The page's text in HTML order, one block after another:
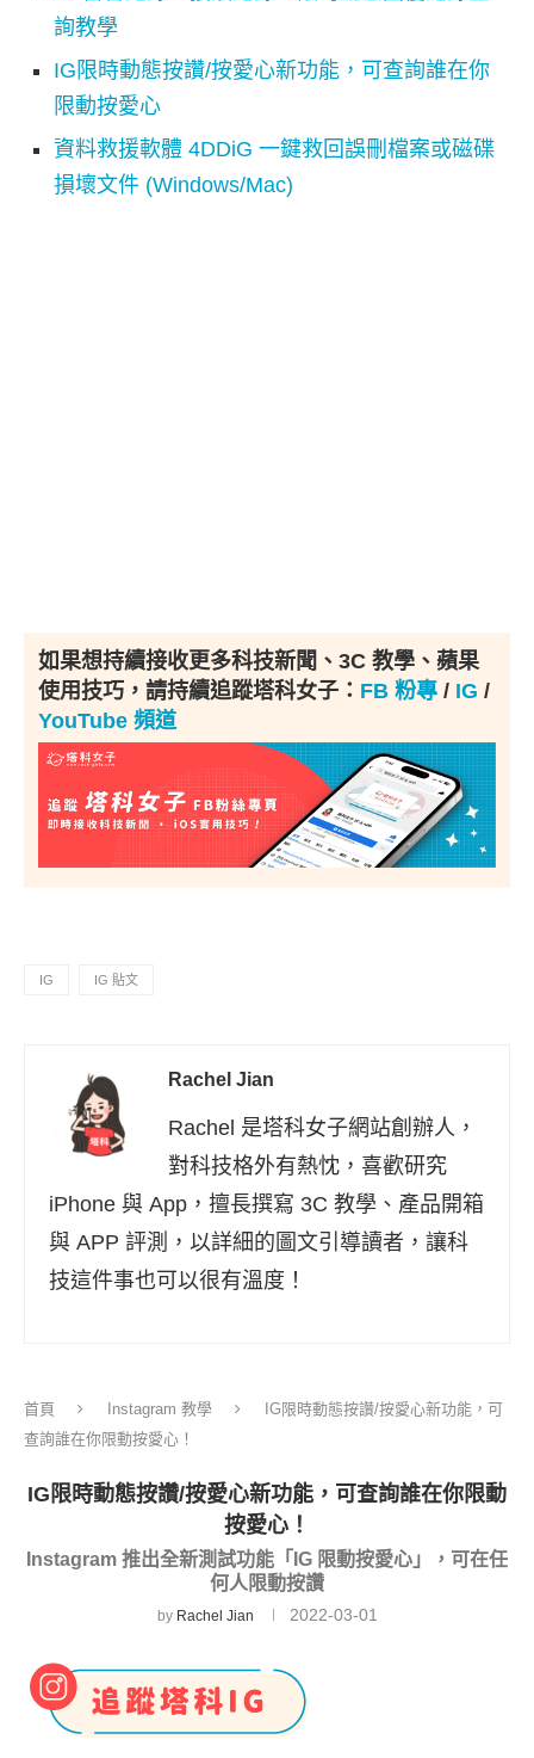
詢教學
IG限時動態按讚/按愛心新功能，可查詢誰在你
限動按愛心
資料救援軟體 4DDiG 一鍵救回誤刪檔案或磁碟
損壞文件 (Windows/Mac)
如果想持續接收更多科技新聞、3C 教學、蘋果
使用技巧，請持續追蹤塔科女子： FB 粉專 / IG /
YouTube 頻道
IG IG 貼文
Rachel Jian
Rachel 是塔科女子網站創辦人，
對科技格外有熱忱，喜歡研究
iPhone 與 App，擅長撰寫 3C 教學、產品開箱
與 APP 評測，以詳細的圖文引導讀者，讓科
技這件事也可以很有溫度！
首頁 Instagram 教學
IG限時動態按讚/按愛心新功能，可
查詢誰在你限動按愛心！
IG限時動態按讚/按愛心新功能，可查詢誰在你限動
按愛心！
Instagram 推出全新測試功能「IG 限動按愛心」，可在任
何人限動按讚
by Rachel Jian 2022-03-01